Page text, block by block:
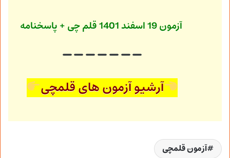
آزمون 19 اسفند 1401 قلم چی + پاسخنامه
آرشیو آزمون های قلمچی
آزمون قلمچی